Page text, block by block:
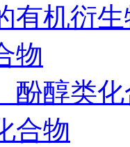
有机衍
物
酚醇类
合物